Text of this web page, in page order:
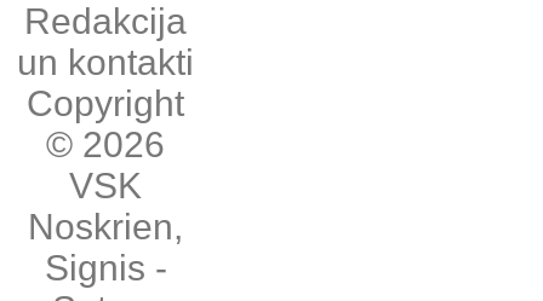
Redakcija
un kontakti
Copyright
© 2026
VSK
Noskrien,
Signis -